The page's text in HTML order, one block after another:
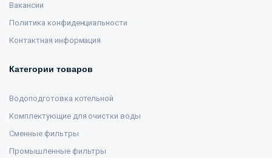
Вакансии
Политика конфиденциальности
Контактная информация
Категории товаров
Водоподготовка котельной
Комплектующие для очистки воды
Сменные фильтры
Промышленные фильтры